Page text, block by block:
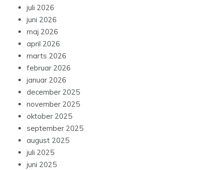
juli 2026
juni 2026
maj 2026
april 2026
marts 2026
februar 2026
januar 2026
december 2025
november 2025
oktober 2025
september 2025
august 2025
juli 2025
juni 2025